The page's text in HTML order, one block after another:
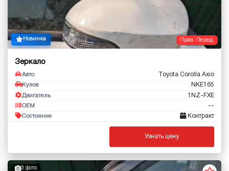
Прав. Перед.
Новинка
Зеркало
Авто Toyota Corolla Axio
Кузов NKE165
Двигатель 1NZ-FXE
OEM --
Состояние Контракт
Узнать цену
3 фото